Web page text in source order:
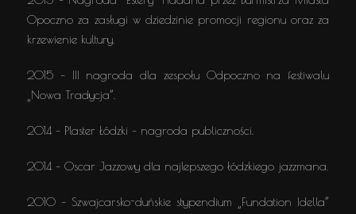
Opoczno za zasługi w dziedzinie promocji regionu oraz za
krzewienie kultury.
2015 – III nagroda dla zespołu Odpoczno na festiwalu
„Nowa Tradycja”.
2014 – Plaster Łódzki – nagroda publiczności.
2014 – Oscar Jazzowy dla najlepszego łódzkiego jazzmana.
2010 – Szwajcarsko-duńskie stypendium „Fundation Idella”